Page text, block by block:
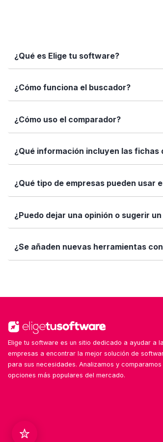
¿Qué es Elige tu software?
Elige tu software es una plataforma
informadas con datos reales, fichas
¿Cómo funciona el buscador?
Simplemente escribe el nombre del
encajan con tus necesidades.
¿Cómo uso el comparador?
Marca los softwares que te interesan y
Así puedes ver de forma rápida cuál se
¿Qué información incluyen las fichas
Cada ficha incluye una descripción
valoraciones de usuarios. Queremos
¿Qué tipo de empresas pueden usar
Elige tu software está diseñado para
tamaño de tu equipo, presupuesto o
¿Puedo dejar una opinión o sugerir
Sí. Si quieres valorar un software que
ayuda!
¿Se añaden nuevas herramientas
Elige tu software es un sitio dedicado a ayudar a
empresas a encontrar la mejor solución de
para sus necesidades. Analizamos y comparamos
opciones más populares del mercado.